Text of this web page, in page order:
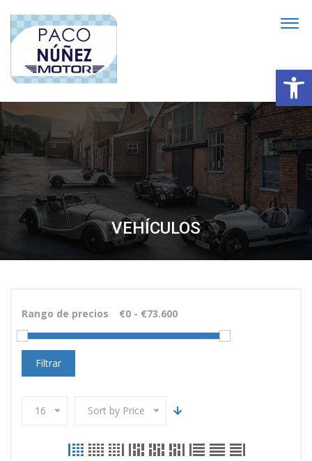
VEHÍCULOS
Rango de precios
Filtrar
16 Sort by Price